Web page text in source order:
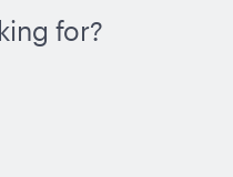
for?